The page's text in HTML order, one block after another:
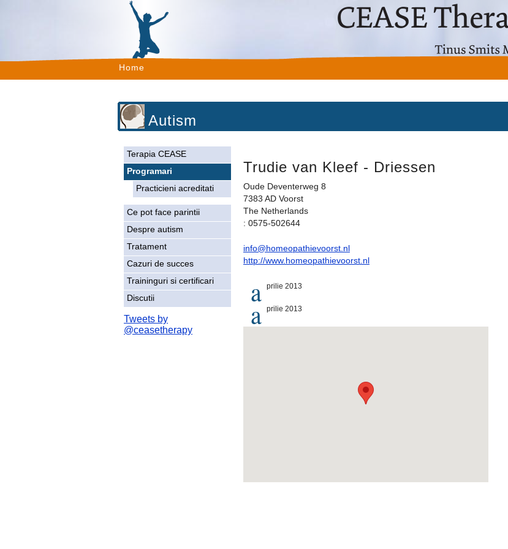
Home
Autism
Terapia CEASE
Programari
Practicieni acreditati
Ce pot face parintii
Despre autism
Tratament
Cazuri de succes
Traininguri si certificari
Discutii
Tweets by
@ceasetherapy
Trudie van Kleef - Driessen
Oude Deventerweg 8
7383 AD Voorst
The Netherlands
: 0575-502644
info@homeopathievoorst.nl
http://www.homeopathievoorst.nl
a prilie 2013
a prilie 2013